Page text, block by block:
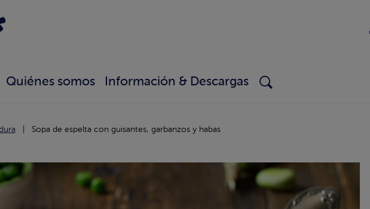
Quiénes somos Información & Descargas
Sopa de espelta con guisantes, garbanzos y habas